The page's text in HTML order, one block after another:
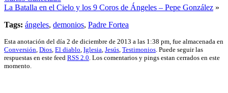
La Batalla en el Cielo y los 9 Coros de Ángeles – Pepe González »
Tags: ángeles, demonios, Padre Fortea
Esta anotación del día 2 de diciembre de 2013 a las 1:38 pm, fue almacenada en
Conversión Dios El diablo Iglesia Jesús Testimonios . Puede seguir las
respuestas en este feed RSS 2.0 . Los comentarios y pings estan cerrados en este
momento.